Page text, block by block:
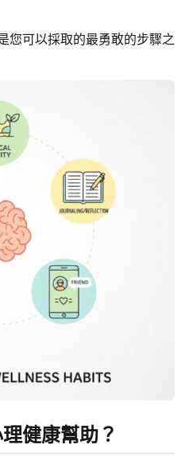
您可以採取的最勇敢的步驟之
健康幫助？